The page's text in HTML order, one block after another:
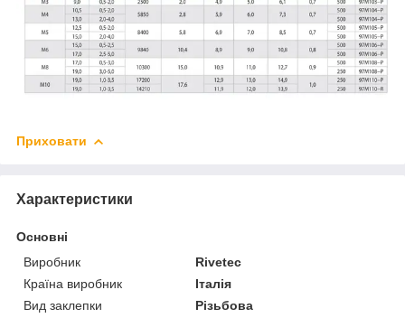
Приховати
Характеристики
Основні
Виробник
Rivetec
Країна виробник
Італія
Вид заклепки
Різьбова